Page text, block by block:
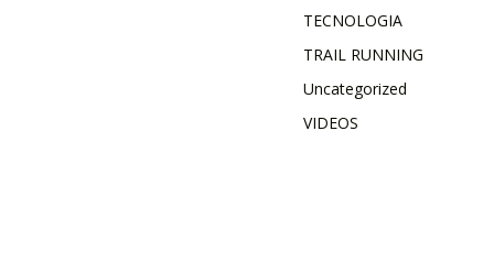
TECNOLOGIA
TRAIL RUNNING
Uncategorized
VIDEOS